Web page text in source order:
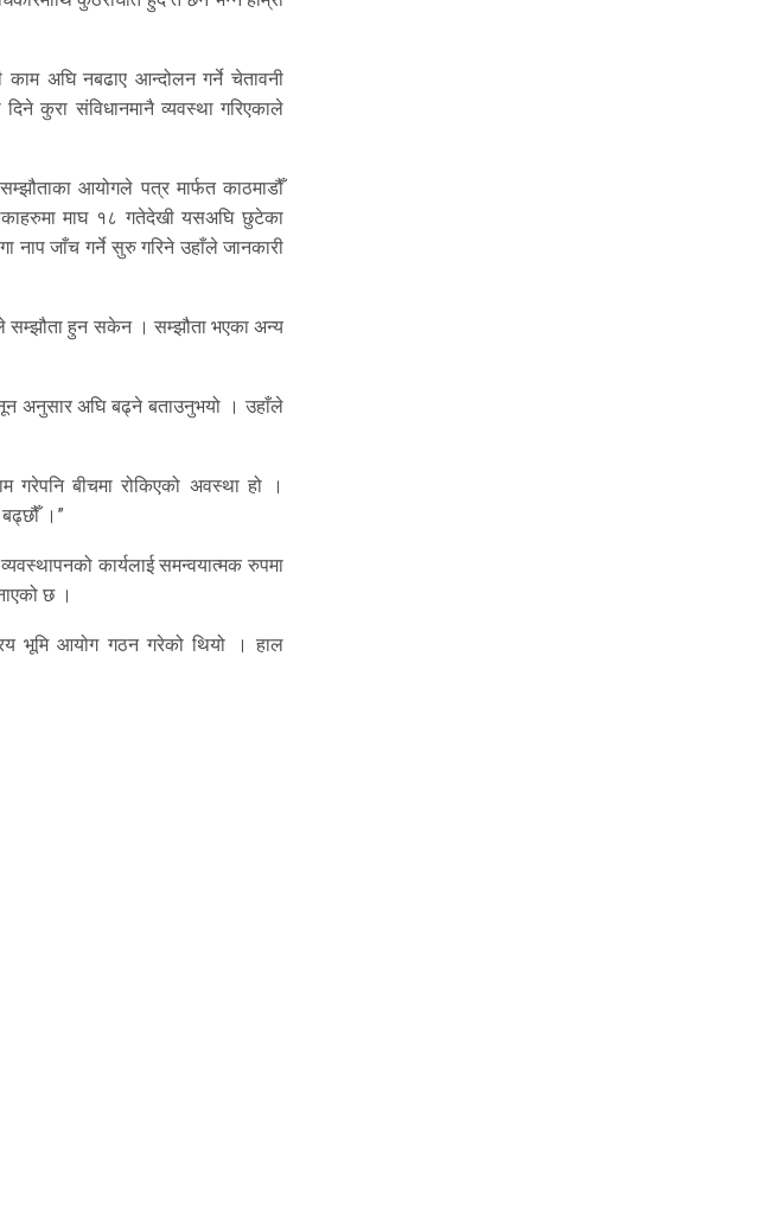
अघि नबढाए आन्दोलन गर्ने चेतावनी
कुरा संविधानमानै व्यवस्था गरिएकाले
आयोगले पत्र मार्फत काठमाडौँ
माघ १८ गतेदेखी यसअघि छुटेका
जाँच गर्ने सुरु गरिने उहाँले जानकारी
सम्झौता हुन सकेन । सम्झौता भएका अन्य
अनुसार अघि बढ्ने बताउनुभयो । उहाँले
बीचमा रोकिएको अवस्था हो ।
।”
कार्यलाई समन्वयात्मक रुपमा
छ ।
भूमि आयोग गठन गरेको थियो । हाल